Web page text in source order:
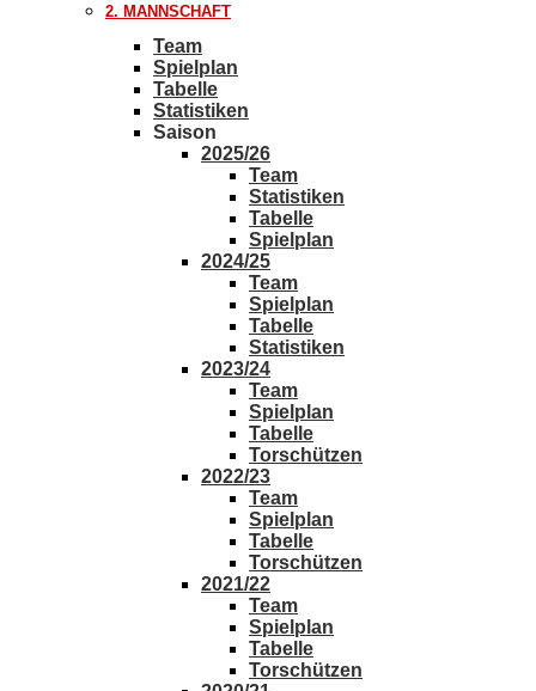
2. MANNSCHAFT
Team
Spielplan
Tabelle
Statistiken
Saison
2025/26
Team
Statistiken
Tabelle
Spielplan
2024/25
Team
Spielplan
Tabelle
Statistiken
2023/24
Team
Spielplan
Tabelle
Torschützen
2022/23
Team
Spielplan
Tabelle
Torschützen
2021/22
Team
Spielplan
Tabelle
Torschützen